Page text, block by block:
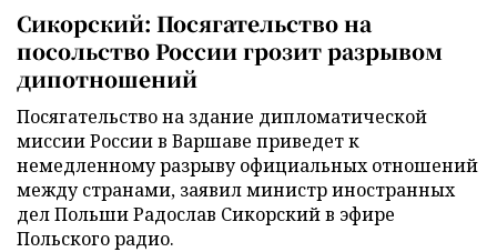
Сикорский: Посягательство на
посольство России грозит разрывом
дипотношений
Посягательство на здание дипломатической
миссии России в Варшаве приведет к
немедленному разрыву официальных отношений
между странами, заявил министр иностранных
дел Польши Радослав Сикорский в эфире
Польского радио.